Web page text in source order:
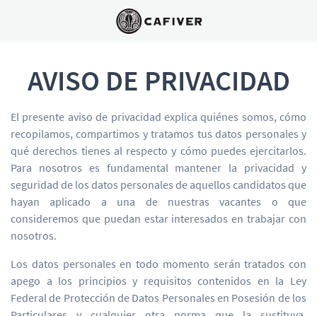
AVISO DE PRIVACIDAD
El presente aviso de privacidad explica quiénes somos, cómo
recopilamos, compartimos y tratamos tus datos personales y
qué derechos tienes al respecto y cómo puedes ejercitarlos.
Para nosotros es fundamental mantener la privacidad y
seguridad de los datos personales de aquellos candidatos que
hayan aplicado a una de nuestras vacantes o que
consideremos que puedan estar interesados en trabajar con
nosotros.
Los datos personales en todo momento serán tratados con
apego a los principios y requisitos contenidos en la Ley
Federal de Protección de Datos Personales en Posesión de los